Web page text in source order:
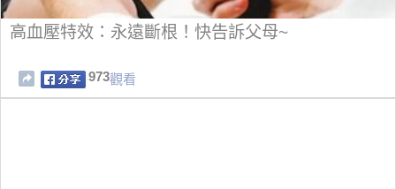
高血壓特效：永遠斷根！快告訴父母~
973觀看